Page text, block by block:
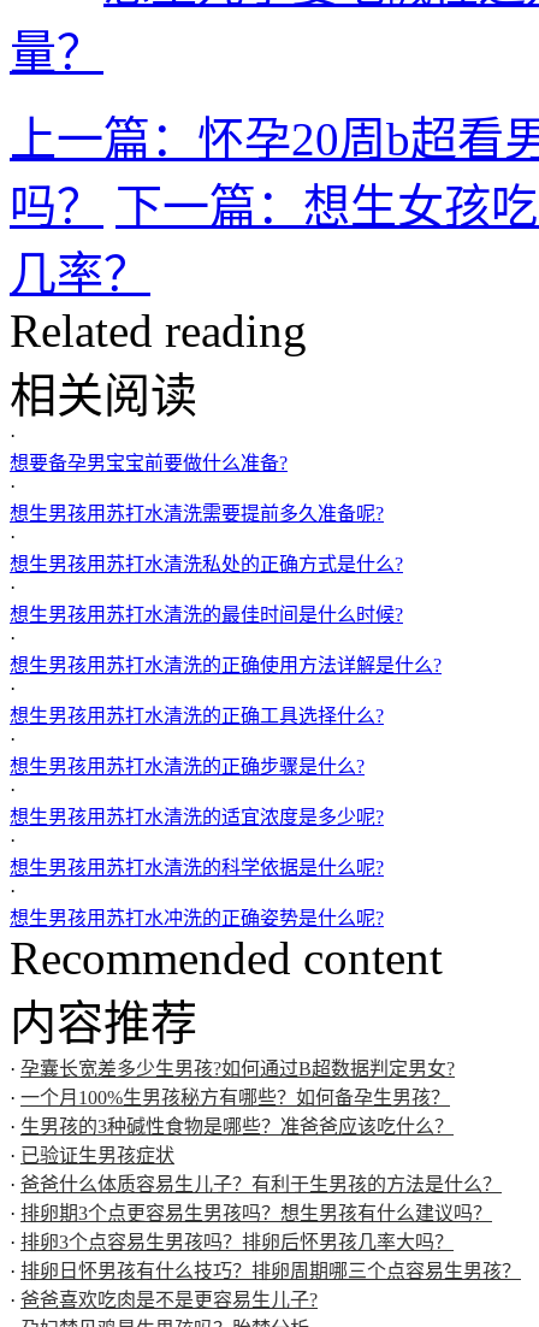
量？
上一篇：怀孕20周b超
吗？
下一篇：想生女孩
几率？
Related reading
相关阅读
·
想要备孕男宝宝前要做什么准备?
·
想生男孩用苏打水清洗需要提前多久准备呢?
·
想生男孩用苏打水清洗私处的正确方式是什么?
·
想生男孩用苏打水清洗的最佳时间是什么时候?
·
想生男孩用苏打水清洗的正确使用方法详解是什么?
·
想生男孩用苏打水清洗的正确工具选择什么?
·
想生男孩用苏打水清洗的正确步骤是什么?
·
想生男孩用苏打水清洗的适宜浓度是多少呢?
·
想生男孩用苏打水清洗的科学依据是什么呢?
·
想生男孩用苏打水冲洗的正确姿势是什么呢?
Recommended content
内容推荐
· 孕囊长宽差多少生男孩?如何通过B超数据判定男女?
· 一个月100%生男孩秘方有哪些？如何备孕生男孩？
· 生男孩的3种碱性食物是哪些？准爸爸应该吃什么？
· 已验证生男孩症状
· 爸爸什么体质容易生儿子？有利于生男孩的方法是什么？
· 排卵期3个点更容易生男孩吗？想生男孩有什么建议吗？
· 排卵3个点容易生男孩吗？排卵后怀男孩几率大吗？
· 排卵日怀男孩有什么技巧？排卵周期哪三个点容易生男孩？
· 爸爸喜欢吃肉是不是更容易生儿子?